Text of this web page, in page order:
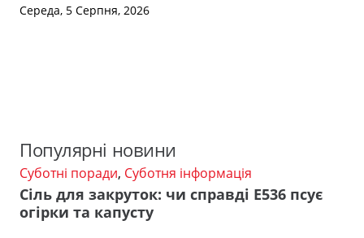
Середа, 5 Серпня, 2026
Популярні новини
Суботні поради, Суботня інформація
Сіль для закруток: чи справді Е536 псує
огірки та капусту